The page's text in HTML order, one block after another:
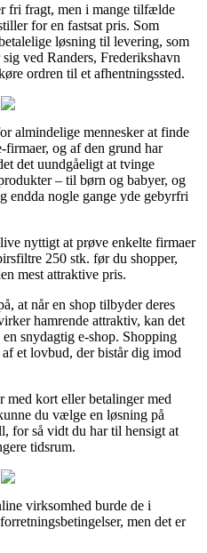
fri fragt, men i mange tilfælde
for en fastsat pris. Som
løsning til levering, som
ved Randers, Frederikshavn
ordren til et afhentningssted.
almindelige mennesker at finde
firmaer, og af den grund har
det uundgåeligt at tvinge
– til børn og babyer, og
endda nogle gange yde gebyrfri
nyttigt at prøve enkelte firmaer
250 stk. før du shopper,
mest attraktive pris.
at når en shop tilbyder deres
hamrende attraktiv, kan det
snydagtig e-shop. Shopping
et lovbud, der bistår dig imod
med kort eller betalinger med
du vælge en løsning på
for så vidt du har til hensigt at
tidsrum.
virksomhed burde de i
men det er